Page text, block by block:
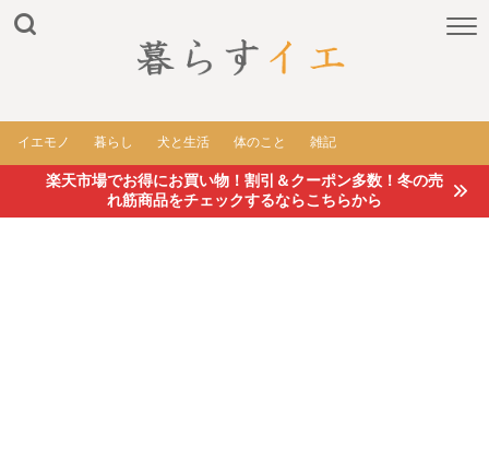
イエモノ 暮らし 犬と生活 体のこと 雑記
楽天市場でお得にお買い物！割引＆クーポン多数！冬の売
れ筋商品をチェックするならこちらから